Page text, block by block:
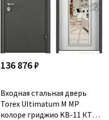
136 876 ₽
Входная стальная дверь
Torex Ultimatum M MP
колоре гриджио KB-11 КТ